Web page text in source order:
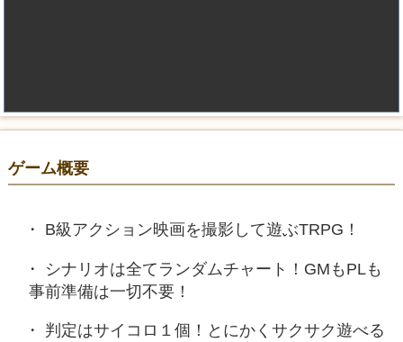
ゲーム概要
B級アクション映画を撮影して遊ぶTRPG！
シナリオは全てランダムチャート！GMもPLも
事前準備は一切不要！
判定はサイコロ１個！とにかくサクサク遊べる